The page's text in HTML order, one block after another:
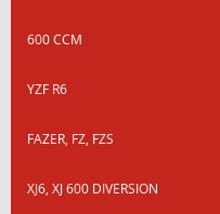
600 CCM
YZF R6
FAZER, FZ, FZS
XJ6, XJ 600 DIVERSION